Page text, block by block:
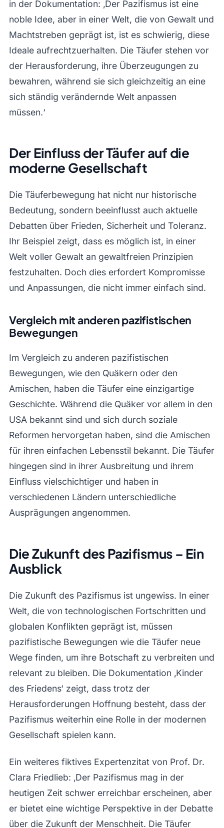
in der Dokumentation: ‚Der Pazifismus ist eine
noble Idee, aber in einer Welt, die von Gewalt und
Machtstreben geprägt ist, ist es schwierig, diese
Ideale aufrechtzuerhalten. Die Täufer stehen vor
der Herausforderung, ihre Überzeugungen zu
bewahren, während sie sich gleichzeitig an eine
sich ständig verändernde Welt anpassen
müssen.‘
Der Einfluss der Täufer auf die
moderne Gesellschaft
Die Täuferbewegung hat nicht nur historische
Bedeutung, sondern beeinflusst auch aktuelle
Debatten über Frieden, Sicherheit und Toleranz.
Ihr Beispiel zeigt, dass es möglich ist, in einer
Welt voller Gewalt an gewaltfreien Prinzipien
festzuhalten. Doch dies erfordert Kompromisse
und Anpassungen, die nicht immer einfach sind.
Vergleich mit anderen pazifistischen
Bewegungen
Im Vergleich zu anderen pazifistischen
Bewegungen, wie den Quäkern oder den
Amischen, haben die Täufer eine einzigartige
Geschichte. Während die Quäker vor allem in den
USA bekannt sind und sich durch soziale
Reformen hervorgetan haben, sind die Amischen
für ihren einfachen Lebensstil bekannt. Die Täufer
hingegen sind in ihrer Ausbreitung und ihrem
Einfluss vielschichtiger und haben in
verschiedenen Ländern unterschiedliche
Ausprägungen angenommen.
Die Zukunft des Pazifismus – Ein
Ausblick
Die Zukunft des Pazifismus ist ungewiss. In einer
Welt, die von technologischen Fortschritten und
globalen Konflikten geprägt ist, müssen
pazifistische Bewegungen wie die Täufer neue
Wege finden, um ihre Botschaft zu verbreiten und
relevant zu bleiben. Die Dokumentation ‚Kinder
des Friedens‘ zeigt, dass trotz der
Herausforderungen Hoffnung besteht, dass der
Pazifismus weiterhin eine Rolle in der modernen
Gesellschaft spielen kann.
Ein weiteres fiktives Expertenzitat von Prof. Dr.
Clara Friedlieb: ‚Der Pazifismus mag in der
heutigen Zeit schwer erreichbar erscheinen, aber
er bietet eine wichtige Perspektive in der Debatte
über die Zukunft der Menschheit. Die Täufer